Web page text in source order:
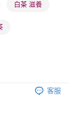
順豐速運或京東
作天到店，3天內
白茶 滋養
客服